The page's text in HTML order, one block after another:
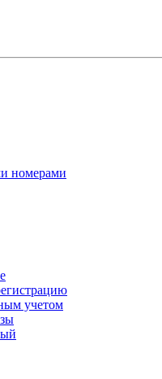
номерами
учетом